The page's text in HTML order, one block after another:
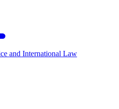
and International Law